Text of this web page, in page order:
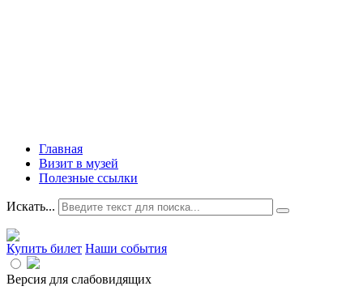
Главная
Визит в музей
Полезные ссылки
Искать...
Купить билет Наши события
Версия для слабовидящих